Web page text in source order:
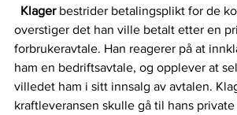
Klager bestrider betalingsplikt for de
overstiger det han ville betalt etter en
forbrukeravtale. Han reagerer på at
ham en bedriftsavtale, og opplever at
villedet ham i sitt innsalg av avtalen.
kraftleveransen skulle gå til hans